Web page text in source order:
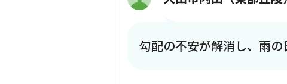
勾配の不安が解消し、雨の